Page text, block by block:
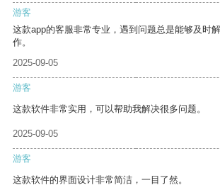
游客
这款app的客服非常专业，遇到问题总是能够及时
作。
2025-09-05
游客
这款软件非常实用，可以帮助我解决很多问题。
2025-09-05
游客
这款软件的界面设计非常简洁，一目了然。